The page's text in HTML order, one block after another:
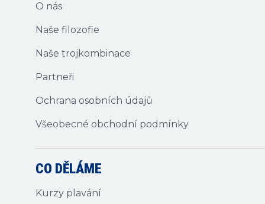
O nás
Naše filozofie
Naše trojkombinace
Partneři
Ochrana osobních údajů
Všeobecné obchodní podmínky
CO DĚLÁME
Kurzy plavání